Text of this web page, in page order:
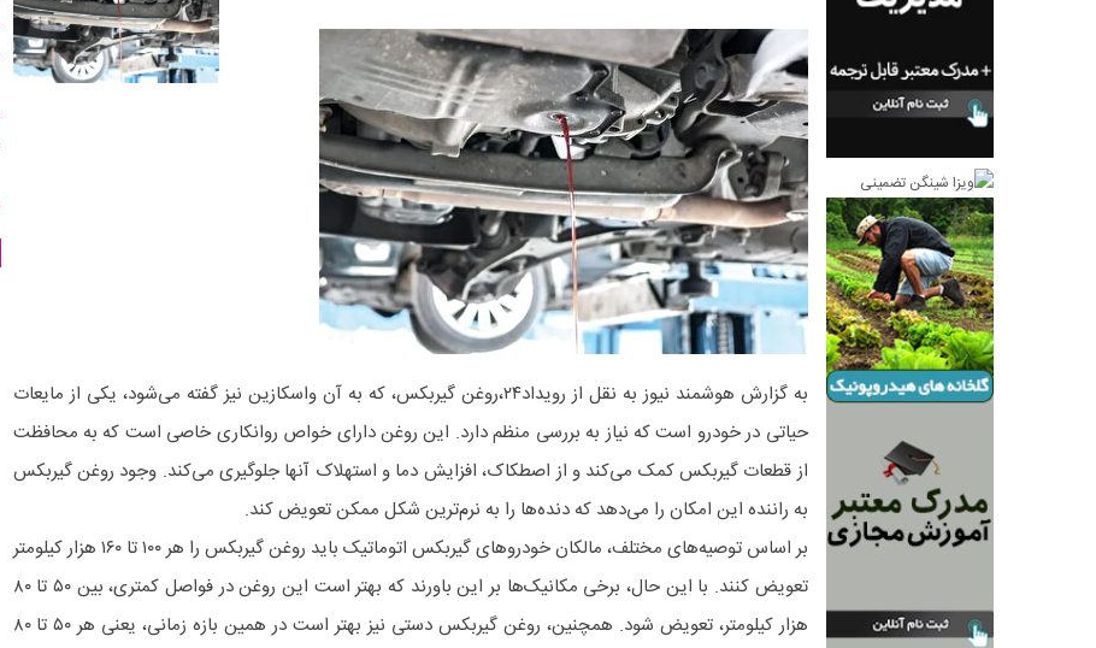
به گزارش هوشمند نیوز به نقل از رویداد۲۴،روغن گیربکس، که به آن واسکازین نیز گفته می‌شود، یکی از مایعات
حیاتی در خودرو است که نیاز به بررسی منظم دارد. این روغن دارای خواص روانکاری خاصی است که به محافظت
از قطعات گیربکس کمک می‌کند و از اصطکاک، افزایش دما و استهلاک آنها جلوگیری می‌کند. وجود روغن گیربکس
به راننده این امکان را می‌دهد که دنده‌ها را به نرم‌ترین شکل ممکن تعویض کند.
بر اساس توصیه‌های مختلف، مالکان خودرو‌های گیربکس اتوماتیک باید روغن گیربکس را هر ۱۰۰ تا ۱۶۰ هزار کیلومتر
تعویض کنند. با این حال، برخی مکانیک‌ها بر این باورند که بهتر است این روغن در فواصل کمتری، بین ۵۰ تا ۸۰
هزار کیلومتر، تعویض شود. همچنین، روغن گیربکس دستی نیز بهتر است در همین بازه زمانی، یعنی هر ۵۰ تا ۸۰